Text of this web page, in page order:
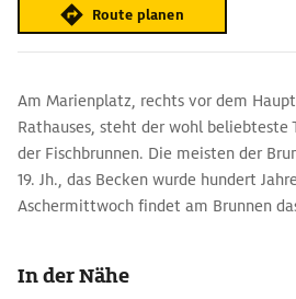
Route planen
Am Marienplatz, rechts vor dem
Rathauses, steht der wohl beliebteste
der Fischbrunnen. Die meisten der
19. Jh., das Becken wurde hundert
Aschermittwoch findet am Brunnen
dieses über das kommende Jahr
In der Nähe